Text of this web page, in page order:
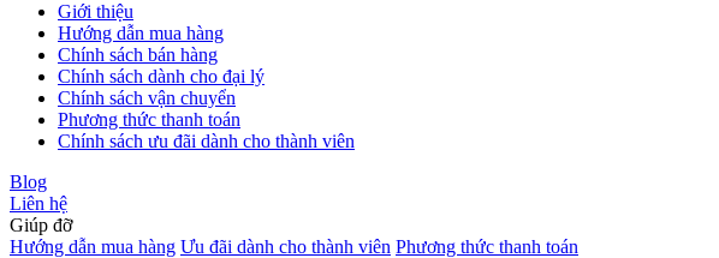
Giới thiệu
Hướng dẫn mua hàng
Chính sách bán hàng
Chính sách dành cho đại lý
Chính sách vận chuyển
Phương thức thanh toán
Chính sách ưu đãi dành cho thành viên
Blog
Liên hệ
Giúp đỡ
Hướng dẫn mua hàng Ưu đãi dành cho thành viên Phương thức thanh toán